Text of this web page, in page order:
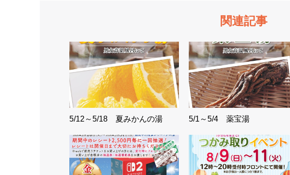
関連記事
5/12～5/18 夏みかんの湯 5/1～5/4 薬宝湯